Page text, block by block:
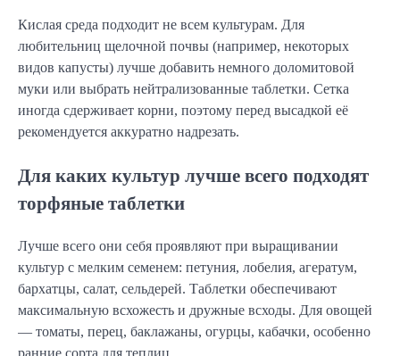
Кислая среда подходит не всем культурам. Для
любительниц щелочной почвы (например, некоторых
видов капусты) лучше добавить немного доломитовой
муки или выбрать нейтрализованные таблетки. Сетка
иногда сдерживает корни, поэтому перед высадкой её
рекомендуется аккуратно надрезать.
Для каких культур лучше всего подходят
торфяные таблетки
Лучше всего они себя проявляют при выращивании
культур с мелким семенем: петуния, лобелия, агератум,
бархатцы, салат, сельдерей. Таблетки обеспечивают
максимальную всхожесть и дружные всходы. Для овощей
— томаты, перец, баклажаны, огурцы, кабачки, особенно
ранние сорта для теплиц.